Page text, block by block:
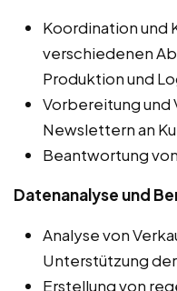
Koordination und
verschiedenen
Produktion und
Vorbereitung und
Newslettern an
Beantwortung
Datenanalyse und
Analyse von
Unterstützung
Erstellung von